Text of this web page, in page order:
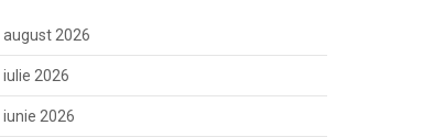
august 2026
iulie 2026
iunie 2026